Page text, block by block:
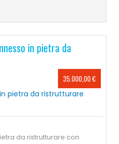
in pietra da
35.000,00 €
da ristrutturare con